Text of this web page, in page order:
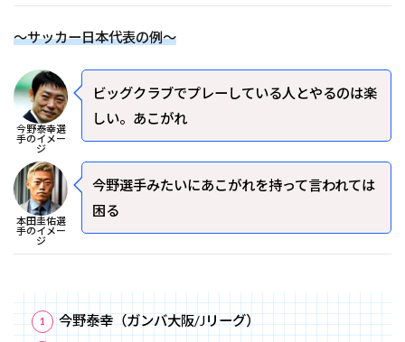
～サッカー日本代表の例～
今野泰幸選
手のイメー
ジ
ビッグクラブでプレーしている人とやるのは楽
しい。あこがれ
本田圭佑選
手のイメー
ジ
今野選手みたいにあこがれを持って言われては
困る
今野泰幸（ガンバ大阪/Jリーグ）